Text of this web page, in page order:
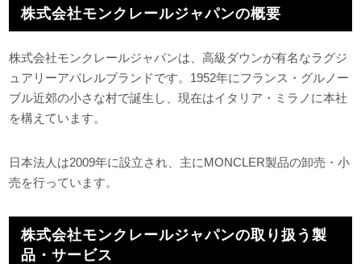
株式会社モンクレールジャパンの概要
株式会社モンクレールジャパンは、高級ダウンが有名なラグジ
ュアリーアパレルブランドです。1952年にフランス・グルノー
ブル近郊の小さな村で誕生し、現在はイタリア・ミラノに本社
を構えています。
日本法人は2009年に設立され、主にMONCLER製品の卸売・小
売を行っています。
株式会社モンクレールジャパンの取り扱う製
品・サービス